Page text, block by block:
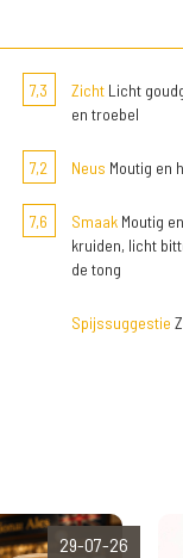
7,3 ZichtLicht
en troebel
7,2 Neus Moutig en
7,6 SmaakMoutig
kruiden, licht
de tong
Spijssuggestie
29-07-26